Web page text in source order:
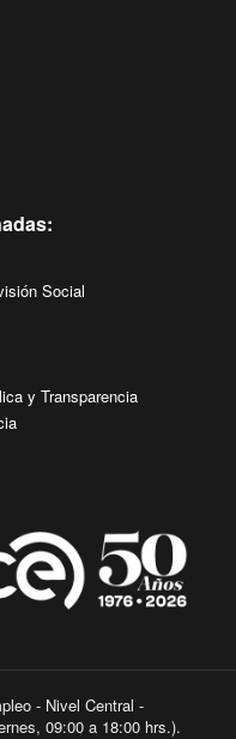
Social
y Transparencia
- Nivel Central -
09:00 a 18:00 hrs.).